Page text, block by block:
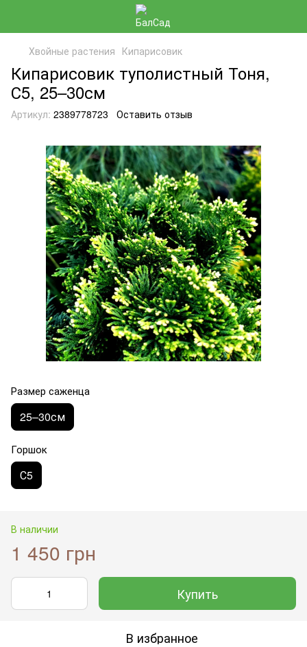
Хвойные растения Кипарисовик
Кипарисовик туполистный Тоня,
С5, 25–30см
Артикул: 2389778723 Оставить отзыв
Размер саженца
25–30см
Горшок
С5
В наличии
1 450 грн
Купить
В избранное